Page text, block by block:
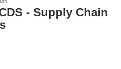
- Supply Chain